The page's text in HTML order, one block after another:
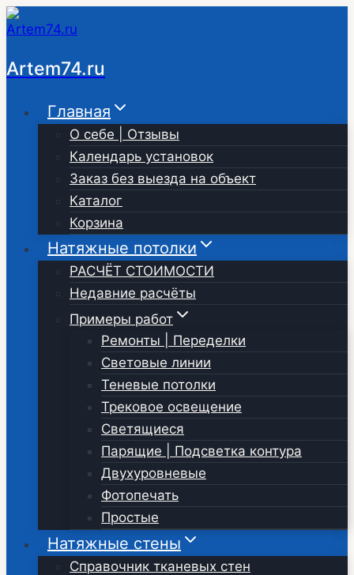
Перейти
к
содержимому
Artem74.ru
Главная
О себе | Отзывы
Календарь установок
Заказ без выезда на объект
Каталог
Корзина
Натяжные потолки
РАСЧЁТ СТОИМОСТИ
Недавние расчёты
Примеры работ
Ремонты | Переделки
Световые линии
Теневые потолки
Трековое освещение
Светящиеся
Парящие | Подсветка контура
Двухуровневые
Фотопечать
Простые
Натяжные стены
Справочник тканевых стен